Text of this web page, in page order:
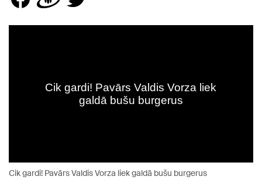
Cik gardi! Pavārs Valdis Vorza liek galdā bušu burgerus